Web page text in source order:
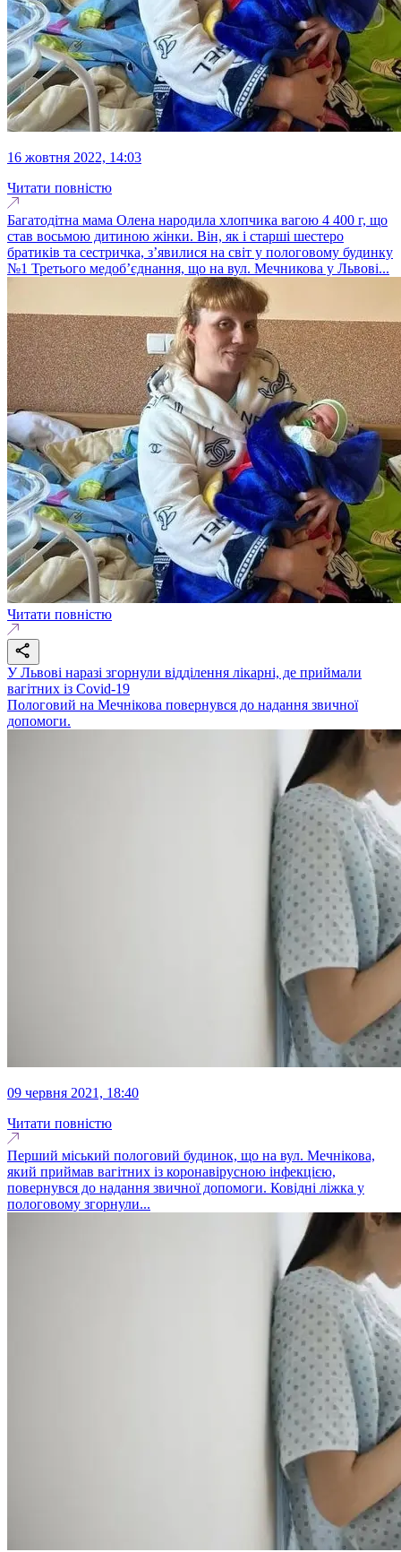
16 жовтня 2022, 14:03
Читати повністю
Багатодітна мама Олена народила хлопчика вагою 4 400 г, що
став восьмою дитиною жінки. Він, як і старші шестеро
братиків та сестричка, з’явилися на світ у пологовому будинку
№1 Третього медоб’єднання, що на вул. Мечникова у Львові...
Читати повністю
У Львові наразі згорнули відділення лікарні, де приймали
вагітних із Covid-19
Пологовий на Мечнікова повернувся до надання звичної
допомоги.
09 червня 2021, 18:40
Читати повністю
Перший міський пологовий будинок, що на вул. Мечнікова,
який приймав вагітних із коронавірусною інфекцією,
повернувся до надання звичної допомоги. Ковідні ліжка у
пологовому згорнули...